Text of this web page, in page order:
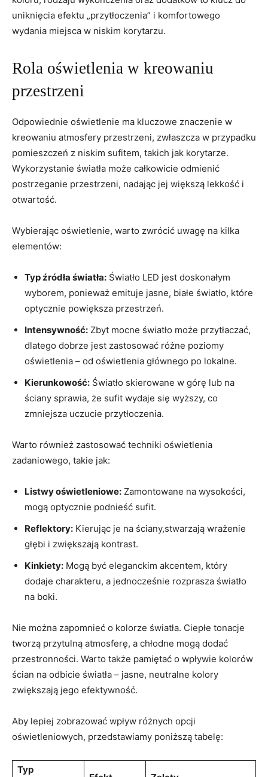
uniknięcia efektu „przytłoczenia” i komfortowego
wydania miejsca w niskim korytarzu.
Rola oświetlenia w kreowaniu
przestrzeni
Odpowiednie oświetlenie ma kluczowe znaczenie w
kreowaniu atmosfery przestrzeni, zwłaszcza w przypadku
pomieszczeń z niskim sufitem, takich jak korytarze.
Wykorzystanie światła może całkowicie odmienić
postrzeganie przestrzeni, nadając jej większą lekkość i
otwartość.
Wybierając oświetlenie, warto zwrócić uwagę na kilka
elementów:
Typ źródła światła: Światło LED jest doskonałym
wyborem, ponieważ emituje jasne, białe światło, które
optycznie powiększa przestrzeń.
Intensywność: Zbyt mocne światło może przytłaczać,
dlatego dobrze jest zastosować różne poziomy
oświetlenia – od oświetlenia głównego po lokalne.
Kierunkowość: Światło skierowane w górę lub na
ściany sprawia, że sufit wydaje się wyższy, co
zmniejsza uczucie przytłoczenia.
Warto również zastosować techniki oświetlenia
zadaniowego, takie jak:
Listwy oświetleniowe: Zamontowane na wysokości,
mogą optycznie podnieść sufit.
Reflektory: Kierując je na ściany,stwarzają wrażenie
głębi i zwiększają kontrast.
Kinkiety: Mogą być eleganckim akcentem, który
dodaje charakteru, a jednocześnie rozprasza światło
na boki.
Nie można zapomnieć o kolorze światła. Ciepłe tonacje
tworzą przytulną atmosferę, a chłodne mogą dodać
przestronności. Warto także pamiętać o wpływie kolorów
ścian na odbicie światła – jasne, neutralne kolory
zwiększają jego efektywność.
Aby lepiej zobrazować wpływ różnych opcji
oświetleniowych, przedstawiamy poniższą tabelę:
Typ